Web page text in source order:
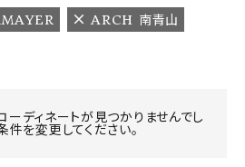
ARCH 南青山
ディネートが見つかりませんでし
件を変更してください。